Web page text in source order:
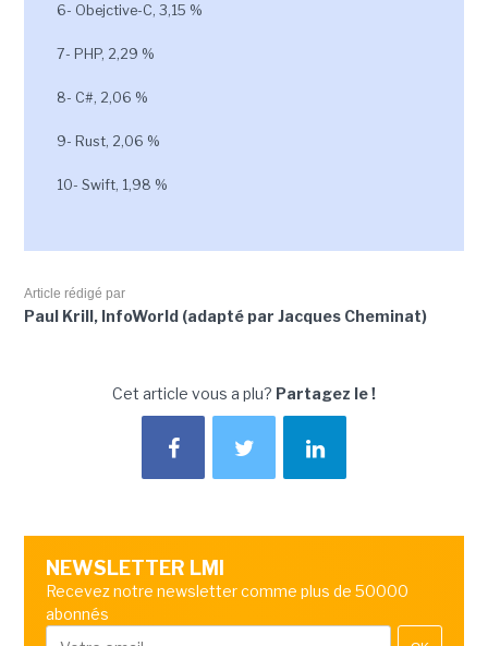
6- Obejctive-C, 3,15 %
7- PHP, 2,29 %
8- C#, 2,06 %
9- Rust, 2,06 %
10- Swift, 1,98 %
Article rédigé par
Paul Krill, InfoWorld (adapté par Jacques Cheminat)
Cet article vous a plu? Partagez le !
NEWSLETTER LMI
Recevez notre newsletter comme plus de 50000
abonnés